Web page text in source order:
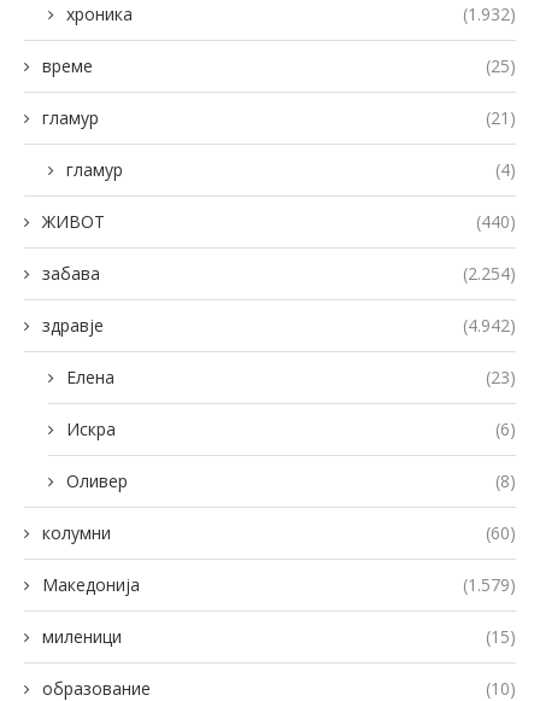
хроника (1.932)
време (25)
гламур (21)
гламур (4)
ЖИВОТ (440)
забава (2.254)
здравје (4.942)
Елена (23)
Искра (6)
Оливер (8)
колумни (60)
Македонија (1.579)
миленици (15)
образование (10)